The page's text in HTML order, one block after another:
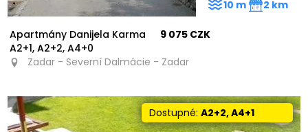
Apartmány Danijela Karma
A2+1, A2+2, A4+0
9 075 CZK
Zadar - Severní Dalmácie - Zadar
10 m 2 km
Dostupné:A2+2, A4+1